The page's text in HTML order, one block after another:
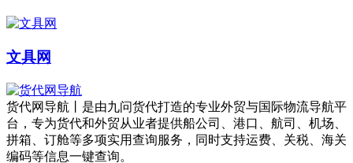
文具网
货代网导航丨是由九问货代打造的专业外贸与国际物流导航平
台，专为货代和外贸从业者提供船公司、港口、航司、机场、
拼箱、订舱等多项实用查询服务，同时支持运费、关税、海关
编码等信息一键查询。